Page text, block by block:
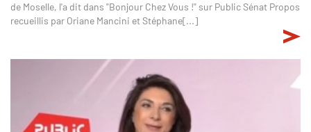
de Moselle, l'a dit dans "Bonjour Chez Vous !" sur Public Sénat Propos
recueillis par Oriane Mancini et Stéphane[...]